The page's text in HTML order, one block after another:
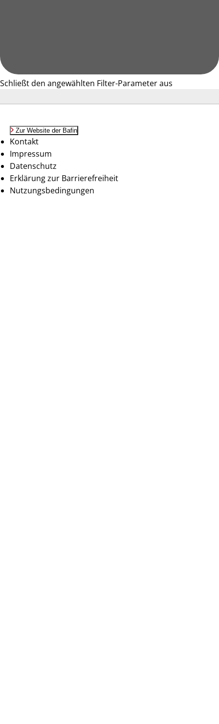
Schließt den angewählten Filter-Parameter aus
Zur Website der Bafin
Kontakt
Impressum
Datenschutz
Erklärung zur Barrierefreiheit
Nutzungsbedingungen